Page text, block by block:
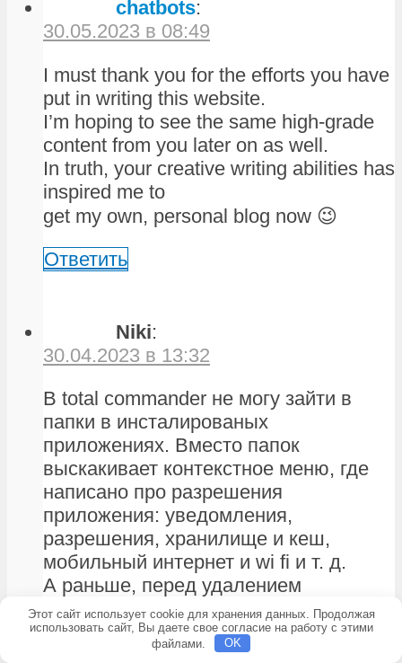
chatbots:
30.05.2023 в 08:49
I must thank you for the efforts you have
put in writing this website.
I’m hoping to see the same high-grade
content from you later on as well.
In truth, your creative writing abilities has
inspired me to
get my own, personal blog now 😉
Ответить
Niki:
30.04.2023 в 13:32
В total commander не могу зайти в
папки в инсталированых
приложениях. Вместо папок
выскакивает контекстное меню, где
написано про разрешения
приложения: уведомления,
разрешения, хранилище и кеш,
мобильный интернет и wi fi и т. д.
А раньше, перед удалением
приложения, открывалось,
просматривал все содержимое папок.
Рут прав нет. Подскажите, что я не
Этот сайт использует cookie для хранения данных. Продолжая
использовать сайт, Вы даете свое согласие на работу с этими
файлами.
OK